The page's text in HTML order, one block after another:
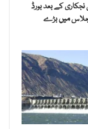
کے بعد بورڈ
میں بڑے